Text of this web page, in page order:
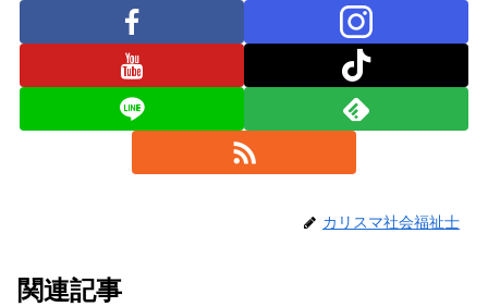
カリスマ社会福祉士
関連記事